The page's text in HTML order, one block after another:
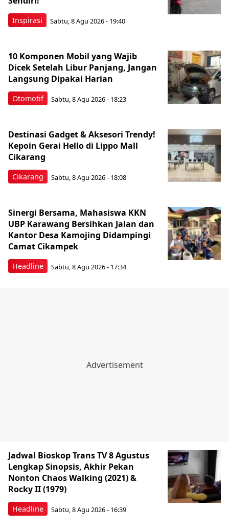
Inspirasi Sabtu, 8 Agu 2026 - 19:40
Otomotif
10 Komponen Mobil yang Wajib
Dicek Setelah Libur Panjang, Jangan
Langsung Dipakai Harian
Sabtu, 8 Agu 2026 - 18:23
Cikarang
Destinasi Gadget & Aksesori Trendy!
Kepoin Gerai Hello di Lippo Mall
Cikarang
Sabtu, 8 Agu 2026 - 18:08
Headline
Sinergi Bersama, Mahasiswa KKN
UBP Karawang Bersihkan Jalan dan
Kantor Desa Kamojing Didampingi
Camat Cikampek
Sabtu, 8 Agu 2026 - 17:34
Headline
Jadwal Bioskop Trans TV 8 Agustus
Lengkap Sinopsis, Akhir Pekan
Nonton Chaos Walking (2021) &
Rocky II (1979)
Sabtu, 8 Agu 2026 - 16:39